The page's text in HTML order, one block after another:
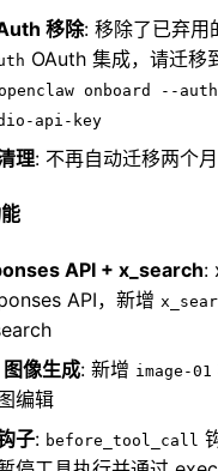
移除: 移除了已弃用
OAuth 集成，请迁移
onboard --
api-key
理: 不再自动迁移两个
API + x_search:
API，新增
像生成: 新增 image-01
编辑
子: before_tool_call